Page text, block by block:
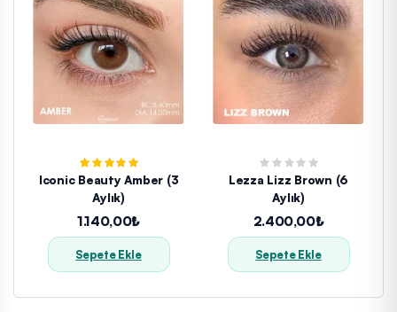
Iconic Beauty Amber (3
Aylık)
1.140,00₺
Sepete Ekle
Lezza Lizz Brown (6
Aylık)
2.400,00₺
Sepete Ekle